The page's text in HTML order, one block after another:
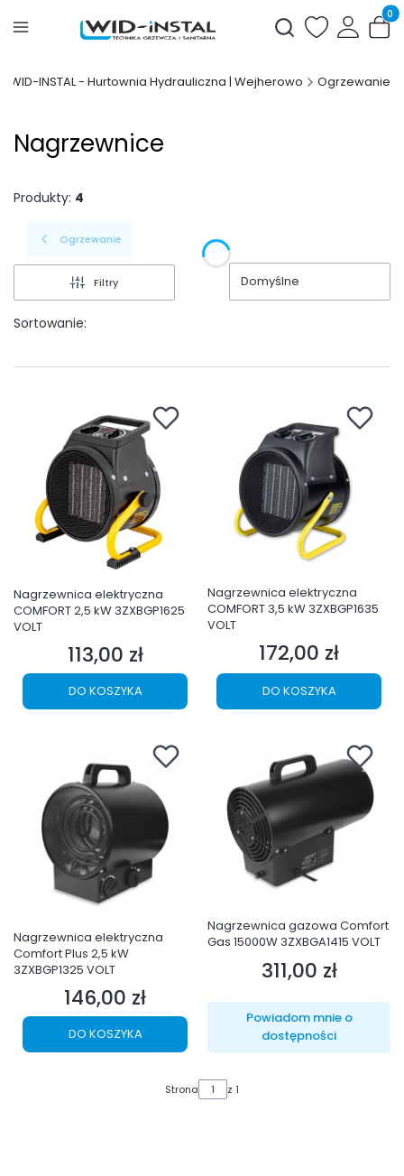
Otwórz
WID-INSTAL - Hurtownia Hydrauliczna | Wejherowo Ogrzewanie
Nagrzewnice
Produkty: 4
Ogrzewanie
Filtry
Sortowanie:
Domyślne
Nagrzewnica elektryczna
COMFORT 2,5 kW 3ZXBGP1625
VOLT
Cena
113,00 zł
DO KOSZYKA
Nagrzewnica elektryczna
COMFORT 3,5 kW 3ZXBGP1635
VOLT
Cena
172,00 zł
DO KOSZYKA
Nagrzewnica elektryczna
Comfort Plus 2,5 kW
3ZXBGP1325 VOLT
Cena
146,00 zł
DO KOSZYKA
Nagrzewnica gazowa Comfort
Gas 15000W 3ZXBGA1415 VOLT
Cena
311,00 zł
Powiadom mnie o
dostępności
Strona z 1